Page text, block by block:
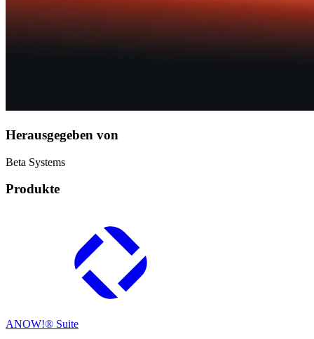
Herausgegeben von
Beta Systems
Produkte
ANOW!® Suite